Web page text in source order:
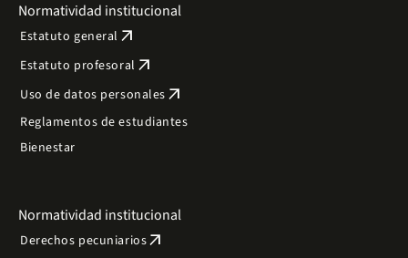
Normatividad institucional
Estatuto general arrow_outward
Estatuto profesoral arrow_outward
Uso de datos personales arrow_outward
Reglamentos de estudiantes
Bienestar
Normatividad institucional
Derechos pecuniariosarrow_outward